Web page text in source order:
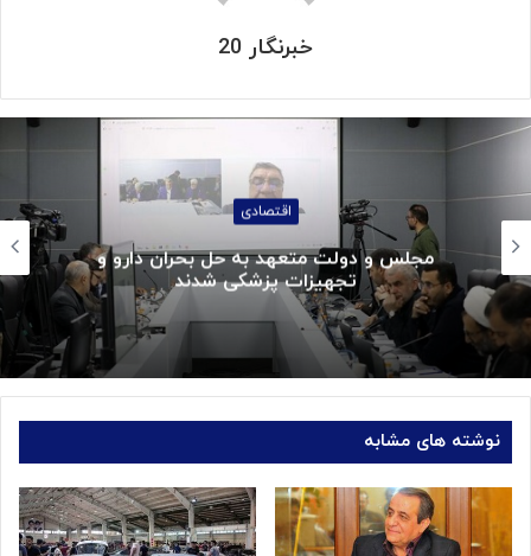
خبرنگار 20
اقتصادی
مجلس و دولت متعهد به حل بحران دارو و
تجهیزات پزشکی شدند
نوشته های مشابه